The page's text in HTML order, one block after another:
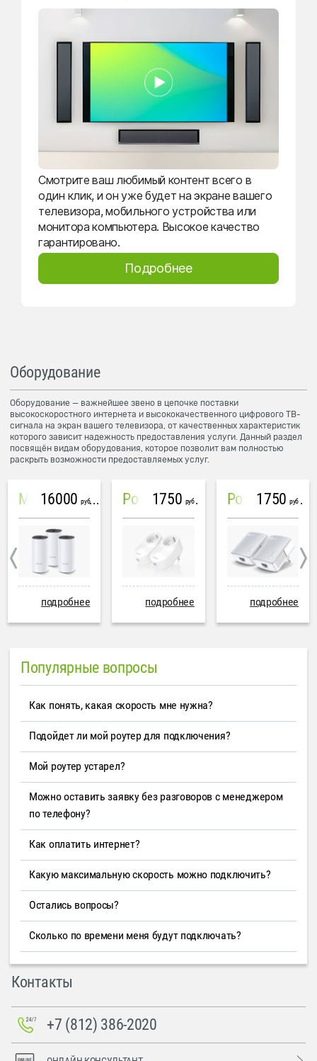
Смотрите ваш любимый контент всего в
один клик, и он уже будет на экране вашего
телевизора, мобильного устройства или
монитора компьютера. Высокое качество
гарантировано.
Подробнее
Оборудование
Оборудование — важнейшее звено в цепочке поставки
высокоскоростного интернета и высококачественного цифрового ТВ-
сигнала на экран вашего телевизора, от качественных характеристик
которого зависит надежность предоставления услуги. Данный раздел
посвящён видам оборудования, которое позволит вам полностью
раскрыть возможности предоставляемых услуг.
Mesh система TP-Link Deco M4 (3 устройства)
16000 руб
подробнее
PowerLine Tenda PH6
1750 руб
подробнее
PowerLine TP-Link AV600
1750 руб
подробнее
Популярные вопросы
Как понять, какая скорость мне нужна?
Подойдет ли мой роутер для подключения?
Мой роутер устарел?
Можно оставить заявку без разговоров с менеджером
по телефону?
Как оплатить интернет?
Какую максимальную скорость можно подключить?
Остались вопросы?
Сколько по времени меня будут подключать?
Контакты
+7 (812) 386-2020